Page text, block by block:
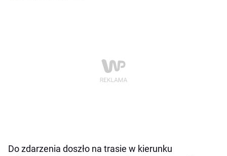
Do zdarzenia doszło na trasie w kierunku